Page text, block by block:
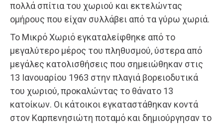
πολλά σπίτια του χωριού και εκτελώντας
ομήρους που είχαν συλλάβει από τα γύρω χωριά.
Το Μικρό Χωριό εγκαταλείφθηκε από το
μεγαλύτερο μέρος του πληθυσμού, ύστερα από
μεγάλες κατολισθήσεις που σημειώθηκαν στις
13 Ιανουαρίου 1963 στην πλαγιά βορειοδυτικά
του χωριού, προκαλώντας το θάνατο 13
κατοίκων. Οι κάτοικοι εγκαταστάθηκαν κοντά
στον Καρπενησιώτη ποταμό και δημιούργησαν το